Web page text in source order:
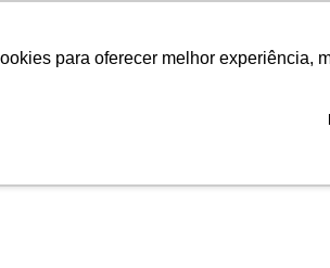
para oferecer melhor experiência,
STARTUP NA